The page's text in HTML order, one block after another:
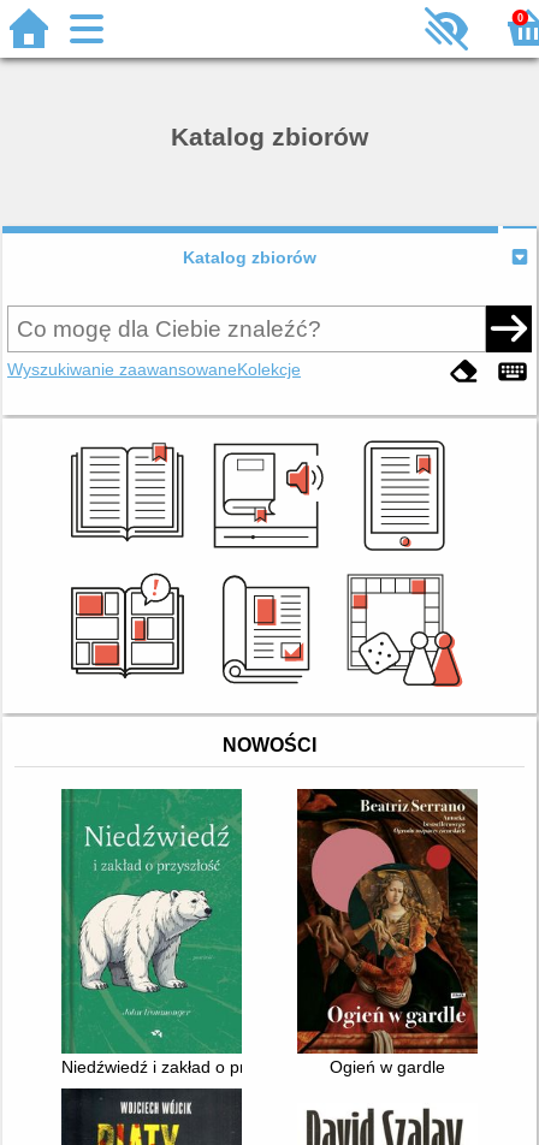
0
Katalog zbiorów
Katalog zbiorów
Wyszukiwanie zaawansowaneKolekcje
NOWOŚCI
Niedźwiedź i zakład o przyszłość Ogień w gardle